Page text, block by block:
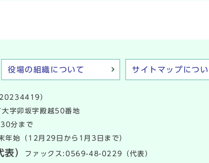
役場の組織について サイトマップについ
）
字卯坂字殿越50番地
分まで
年始（12月29日から1月3日まで）
表） ファックス:0569-48-0229（代表）